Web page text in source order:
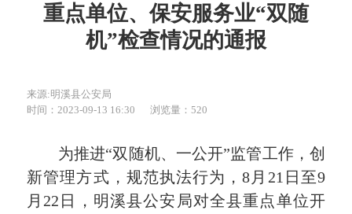
重点单位、保安服务业“双随
机”检查情况的通报
来源:明溪县公安局
时间：2023-09-13 16:30
浏览量：520
为推进“双随机、一公开”监管工作，创
新管理方式，规范执法行为，8月21日至9
月22日，明溪县公安局对全县重点单位开